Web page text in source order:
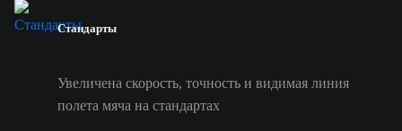
Стандарты
Увеличена скорость, точность и видимая линия
полета мяча на стандартах